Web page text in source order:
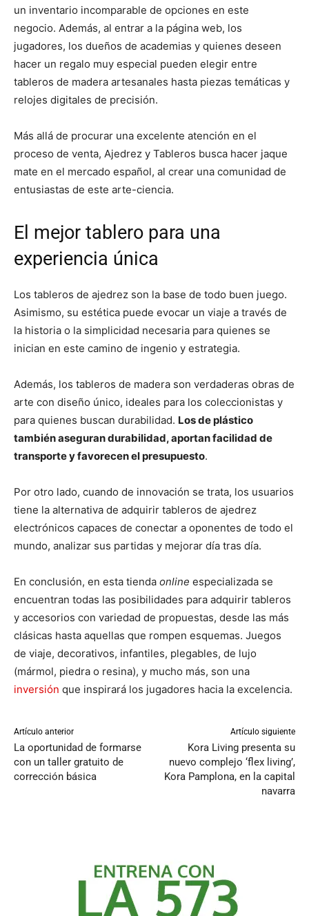
un inventario incomparable de opciones en este
negocio. Además, al entrar a la página web, los
jugadores, los dueños de academias y quienes deseen
hacer un regalo muy especial pueden elegir entre
tableros de madera artesanales hasta piezas temáticas y
relojes digitales de precisión.
Más allá de procurar una excelente atención en el
proceso de venta, Ajedrez y Tableros busca hacer jaque
mate en el mercado español, al crear una comunidad de
entusiastas de este arte-ciencia.
El mejor tablero para una
experiencia única
Los tableros de ajedrez son la base de todo buen juego.
Asimismo, su estética puede evocar un viaje a través de
la historia o la simplicidad necesaria para quienes se
inician en este camino de ingenio y estrategia.
Además, los tableros de madera son verdaderas obras de
arte con diseño único, ideales para los coleccionistas y
para quienes buscan durabilidad. Los de plástico
también aseguran durabilidad, aportan facilidad de
transporte y favorecen el presupuesto.
Por otro lado, cuando de innovación se trata, los usuarios
tiene la alternativa de adquirir tableros de ajedrez
electrónicos capaces de conectar a oponentes de todo el
mundo, analizar sus partidas y mejorar día tras día.
En conclusión, en esta tienda online especializada se
encuentran todas las posibilidades para adquirir tableros
y accesorios con variedad de propuestas, desde las más
clásicas hasta aquellas que rompen esquemas. Juegos
de viaje, decorativos, infantiles, plegables, de lujo
(mármol, piedra o resina), y mucho más, son una
inversión que inspirará los jugadores hacia la excelencia.
Artículo anterior
La oportunidad de formarse
con un taller gratuito de
corrección básica
Artículo siguiente
Kora Living presenta su
nuevo complejo ‘flex living’,
Kora Pamplona, en la capital
navarra